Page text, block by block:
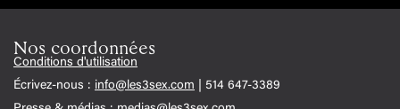
Conditions d'utilisation
Nos coordonnées
Écrivez-nous : info@les3sex.com | 514 647-3389